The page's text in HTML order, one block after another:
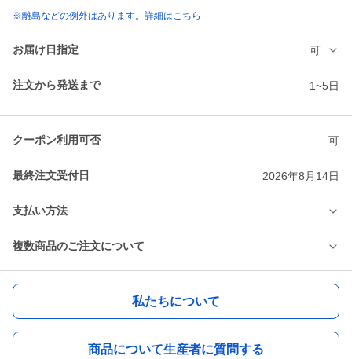
※離島などの例外はあります。詳細はこちら
お届け日指定 可
注文から発送まで 1~5日
クーポン利用可否 可
最終注文受付日 2026年8月14日
支払い方法
複数商品のご注文について
私たちについて
商品について生産者に質問する